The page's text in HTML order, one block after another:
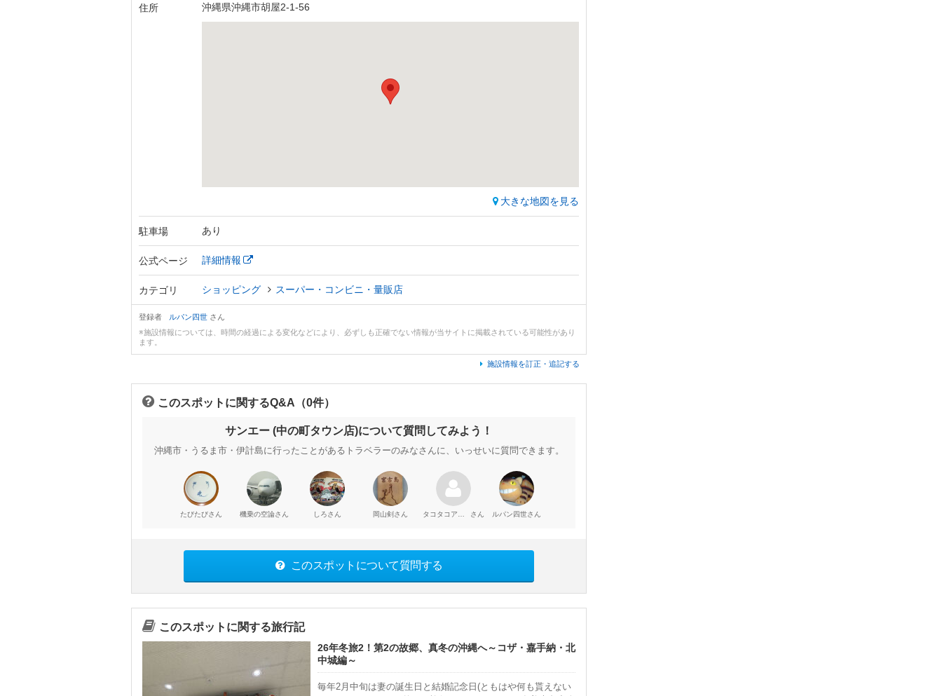
住所 沖縄県沖縄市胡屋2-1-56
大きな地図を見る
駐車場 あり
公式ページ 詳細情報
カテゴリ ショッピング スーパー・コンビニ・量販店
登録者 ルパン四世 さん
※施設情報については、時間の経過による変化などにより、必ずしも正確でない情報が当サイトに掲載されている可能性があり
ます。
施設情報を訂正・追記する
このスポットに関するQ&A（0件）
サンエー (中の町タウン店)について質問してみよう！
沖縄市・うるま市・伊計島に行ったことがあるトラベラーのみなさんに、いっせいに質問できます。
たびたびさん 機乗の空論さん しろさん 岡山剣 さん さん ルパン四世さん
このスポットについて質問する
このスポットに関する旅行記
26年冬旅2！第2の故郷、真冬の沖縄へ～コザ・嘉手納・北
中城編～
毎年2月中旬は妻の誕生日と結婚記念日(ともはや何も貰えない